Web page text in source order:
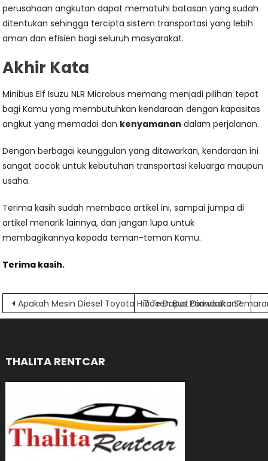
perusahaan angkutan dapat mematuhi batasan yang sudah
ditentukan sehingga tercipta sistem transportasi yang lebih
aman dan efisien bagi seluruh masyarakat.
Akhir Kata
Minibus Elf Isuzu NLR Microbus memang menjadi pilihan tepat
bagi Kamu yang membutuhkan kendaraan dengan kapasitas
angkut yang memadai dan kenyamanan dalam perjalanan.
Dengan berbagai keunggulan yang ditawarkan, kendaraan ini
sangat cocok untuk kebutuhan transportasi keluarga maupun
usaha.
Terima kasih sudah membaca artikel ini, sampai jumpa di
artikel menarik lainnya, dan jangan lupa untuk
membagikannya kepada teman-teman Kamu.
Terima kasih.
Navigasi
pos
Apakah Mesin Diesel Toyota Hiace Dapat Diandalkan?
7 Tren Bus Pariwisata
THALITA RENTCAR